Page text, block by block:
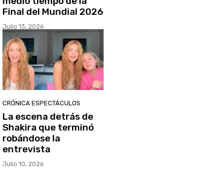
Final del Mundial 2026
Julio 13, 2026
CRÓNICA ESPECTÁCULOS
La escena detrás de
Shakira que terminó
robándose la
entrevista
Julio 10, 2026